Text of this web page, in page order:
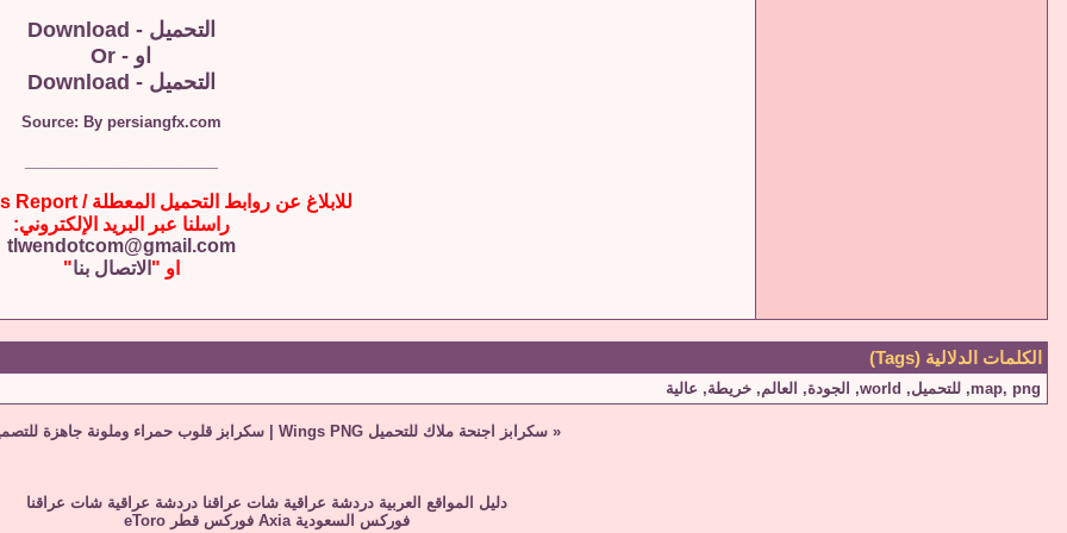
التحميل - Download
او - Or
التحميل - Download
Source: By persiangfx.com
للابلاغ عن روابط التحميل المعطلة / Broken Links Report
راسلنا عبر البريد الإلكتروني:
tlwendotcom@gmail.com
او " الاتصال بنا"
الكلمات الدلالية (Tags)
map, png
, للتحميل,
world
, الجودة, العالم, خريطة, عالية
« سكرابز اجنحة ملاك للتحميل Wings PNG سكرابز قلوب حمراء وملونة جاهزة
دليل المواقع العربية دردشة عراقية شات عراقنا دردشة عراقية شات عراقنا
فوركس السعودية Axia فوركس قطر eToro